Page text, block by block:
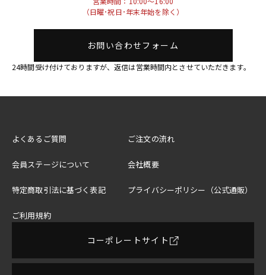
（日曜･祝日･年末年始を除く）
お問い合わせフォーム
24時間受け付けておりますが、返信は営業時間内とさせていただきます。
よくあるご質問 ご注文の流れ
会員ステージについて 会社概要
特定商取引法に基づく表記 プライバシーポリシー（公式通販）
ご利用規約
コーポレートサイト